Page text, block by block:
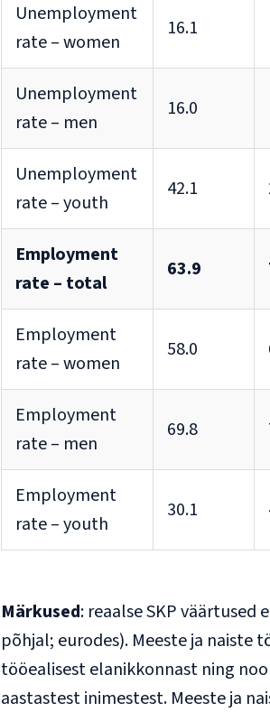
Unemployment
rate – women
16.1
Unemployment
rate – men
16.0
Unemployment
rate – youth
42.1
Employment
rate – total
63.9
Employment
rate – women
58.0
Employment
rate – men
69.8
Employment
rate – youth
30.1
Märkused: reaalse SKP
põhjal; eurodes). Meeste ja naiste
tööealisest elanikkonnast ning
aastastest inimestest. Meeste ja